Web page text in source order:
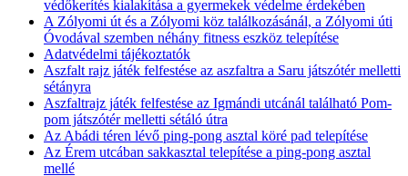
védőkerítés kialakítása a gyermekek védelme érdekében
A Zólyomi út és a Zólyomi köz találkozásánál, a Zólyomi úti
Óvodával szemben néhány fitness eszköz telepítése
Adatvédelmi tájékoztatók
Aszfalt rajz játék felfestése az aszfaltra a Saru játszótér melletti
sétányra
Aszfaltrajz játék felfestése az Igmándi utcánál található Pom-
pom játszótér melletti sétáló útra
Az Abádi téren lévő ping-pong asztal köré pad telepítése
Az Érem utcában sakkasztal telepítése a ping-pong asztal
mellé